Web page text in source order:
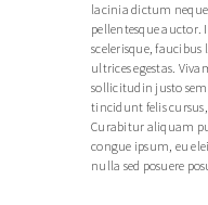
lacinia dictum
pellentesque
scelerisque,
ultrices egestas.
sollicitudin justo
tincidunt felis
Curabitur aliquam
congue ipsum, eu
nulla sed posuere